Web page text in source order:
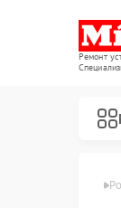
Ремонт